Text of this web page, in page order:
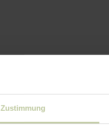
Zustimmung